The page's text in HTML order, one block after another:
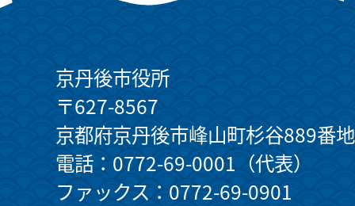
京丹後市役所
〒627-8567
京都府京丹後市峰山町杉谷889番地
電話：0772-69-0001（代表）
ファックス：0772-69-0901